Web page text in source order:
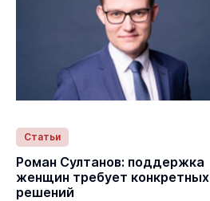
Статьи
Роман Султанов: поддержка
женщин требует конкретных
решений